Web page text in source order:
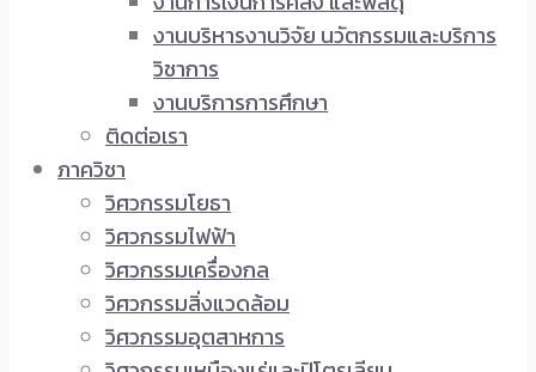
งานบริหารงานวิจัย นวัตกรรมและบริการ
วิชาการ
งานบริการการศึกษา
ติดต่อเรา
ภาควิชา
วิศวกรรมโยธา
วิศวกรรมไฟฟ้า
วิศวกรรมเครื่องกล
วิศวกรรมสิ่งแวดล้อม
วิศวกรรมอุตสาหการ